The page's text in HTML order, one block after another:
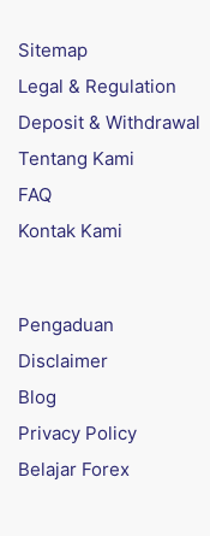
Sitemap
Legal & Regulation
Deposit & Withdrawal
Tentang Kami
FAQ
Kontak Kami
Pengaduan
Disclaimer
Blog
Privacy Policy
Belajar Forex